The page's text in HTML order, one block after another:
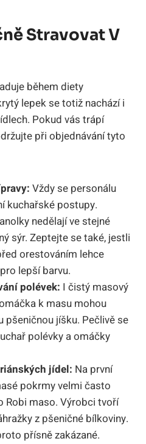
Stravovat V
během diety
lepek se totiž nachází i
Pokud vás trápí
při objednávání tyto
Vždy se personálu
kuchařské postupy.
nedělají ve stejné
sýr. Zeptejte se také, jestli
orestováním lehce
lepší barvu.
polévek: I čistý masový
k masu mohou
jíšku. Pečlivě se
polévky a omáčky
jídel: Na první
pokrmy velmi často
Robi maso. Výrobci tvoří
z pšeničné bílkoviny.
přísně zakázané.